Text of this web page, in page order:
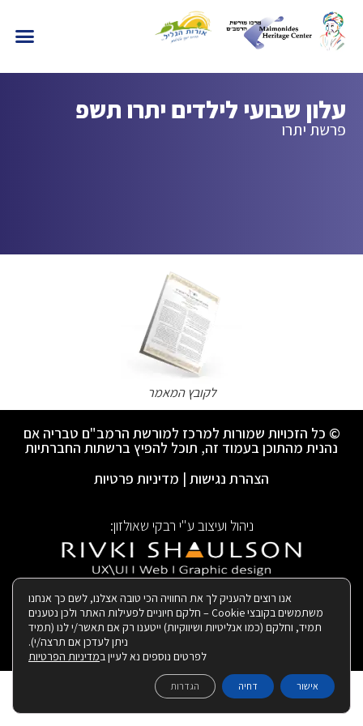
עלון שבועי לילדים יתרו תשפ
פרשת יתרו
לקובץ המאמר
© כל הזכויות שמורות למרכז למורשת הרמב"ם טבריה אם
נהנית מהתוכן בעמוד זה, תוכל להפיץ ברשתות החברתיות
הצהרת נגישות | מדיניות פרטיות
ניהול ועיצוב ע"י רבקי שאולזון:
| בנייה ותחזוקת האתר:
אנו רוצים להעניק לך את החוויה הכי טובה אצלנו, לשם כך אנחנו
משתמשים בקובצי Cookie – חלקם חיוניים לפעילות האתר ולכן נטענים
תמיד, וחלקם (כמו אנליטיות ושיווקיות) ייטענו רק אם תאשר/י לנו (תמיד
ניתן לעדכן אם תרצה/י).
לפרטים נוספים נא לעיין במדיניות הפרטיות
אישור דחיה הגדרות